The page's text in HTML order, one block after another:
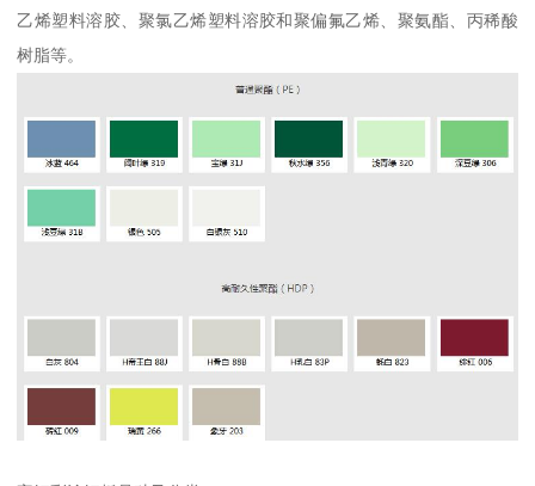
乙烯塑料溶胶、聚氯乙烯塑料溶胶和聚偏氟乙烯、聚氨酯、丙稀酸
树脂等。